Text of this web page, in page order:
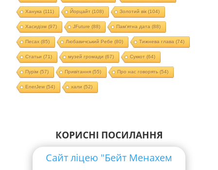
Ханука (111) Йорцайт (108) Золотий вік(104)
Хасидізм (97) JFuture (88) Пам'ятна дата (88)
Песах(85) Любавичський Ребе (80) Тижнева глава (74)
Статьи (71) музей громади (67) Суккот (64)
Пурім (57) Привітання(55) Про нас говорять (54)
EnerJew(54) хали (52)
КОРИСНІ ПОСИЛАННЯ
Сайт ліцею "Бейт Менахем